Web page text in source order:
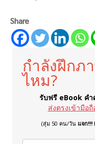
Share
กำลังฝึกภ
ไหม?
รับฟรี eBook คำ
ส่งตรงเข้ามือ
(สุ่ม 50 คน/วัน แจก!!!